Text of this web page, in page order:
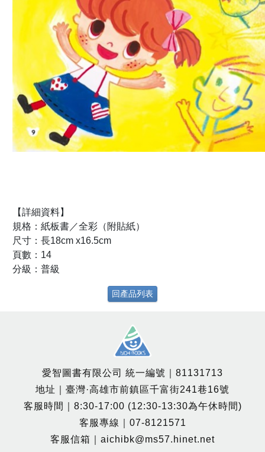
【詳細資料】
規格：紙板書／全彩（附貼紙）
尺寸：長18cm x16.5cm
頁數：14
分級：普級
回產品列表
愛智圖書有限公司 統一編號｜81131713
地址｜臺灣·高雄市前鎮區千富街241巷16號
客服時間｜8:30-17:00 (12:30-13:30為午休時間)
客服專線｜07-8121571
客服信箱｜aichibk@ms57.hinet.net